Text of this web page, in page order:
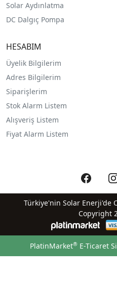
Solar Aydınlatma
DC Dalgıç Pompa
HESABIM
Üyelik Bilgilerim
Adres Bilgilerim
Siparişlerim
Stok Alarm Listem
Alışveriş Listem
Fiyat Alarm Listem
Türkiye'nin Solar Enerji'de
Copyright
PlatinMarket®E-Ticaret